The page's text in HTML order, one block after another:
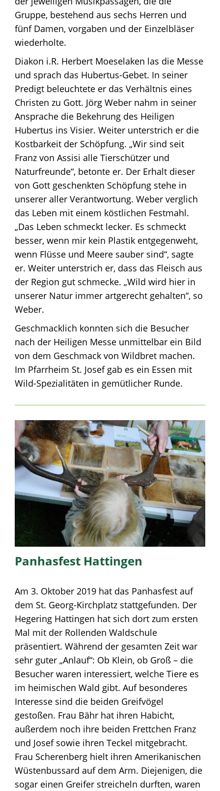
Gruppe, bestehend aus sechs Herren und
fünf Damen, vorgaben und der Einzelbläser
wiederholte.
Diakon i.R. Herbert Moeselaken las die Messe
und sprach das Hubertus-Gebet. In seiner
Predigt beleuchtete er das Verhältnis eines
Christen zu Gott. Jörg Weber nahm in seiner
Ansprache die Bekehrung des Heiligen
Hubertus ins Visier. Weiter unterstrich er die
Kostbarkeit der Schöpfung. „Wir sind seit
Franz von Assisi alle Tierschützer und
Naturfreunde“, betonte er. Der Erhalt dieser
von Gott geschenkten Schöpfung stehe in
unserer aller Verantwortung. Weber verglich
das Leben mit einem köstlichen Festmahl.
„Das Leben schmeckt lecker. Es schmeckt
besser, wenn mir kein Plastik entgegenweht,
wenn Flüsse und Meere sauber sind“, sagte
er. Weiter unterstrich er, dass das Fleisch aus
der Region gut schmecke. „Wild wird hier in
unserer Natur immer artgerecht gehalten“, so
Weber.
Geschmacklich konnten sich die Besucher
nach der Heiligen Messe unmittelbar ein Bild
von dem Geschmack von Wildbret machen.
Im Pfarrheim St. Josef gab es ein Essen mit
Wild-Spezialitäten in gemütlicher Runde.
Panhasfest Hattingen
Am 3. Oktober 2019 hat das Panhasfest auf
dem St. Georg-Kirchplatz stattgefunden. Der
Hegering Hattingen hat sich dort zum ersten
Mal mit der Rollenden Waldschule
präsentiert. Während der gesamten Zeit war
sehr guter „Anlauf“: Ob Klein, ob Groß – die
Besucher waren interessiert, welche Tiere es
im heimischen Wald gibt. Auf besonderes
Interesse sind die beiden Greifvögel
gestoßen. Frau Bähr hat ihren Habicht,
außerdem noch ihre beiden Frettchen Franz
und Josef sowie ihren Teckel mitgebracht.
Frau Scherenberg hielt ihren Amerikanischen
Wüstenbussard auf dem Arm. Diejenigen, die
sogar einen Greifer streicheln durften, waren